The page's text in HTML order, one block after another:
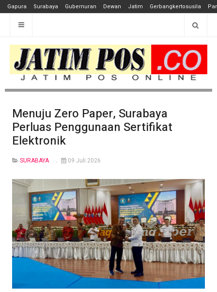
Gapura Surabaya Gubernuran Dewan Jatim Gerbangkertosusila
Menuju Zero Paper, Surabaya
Perluas Penggunaan Sertifikat
Elektronik
SURABAYA 09 Juli 2026